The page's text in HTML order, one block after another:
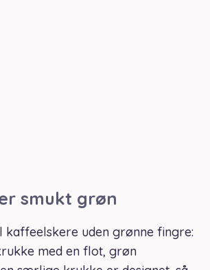
smukt grøn
kaffeelskere uden grønne fingre:
med en flot, grøn